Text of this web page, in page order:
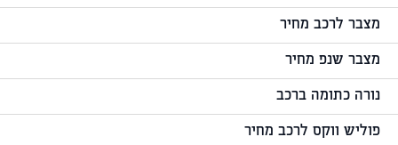
מצבר לרכב מחיר
מצבר שנפ מחיר
נורה כתומה ברכב
פוליש ווקס לרכב מחיר